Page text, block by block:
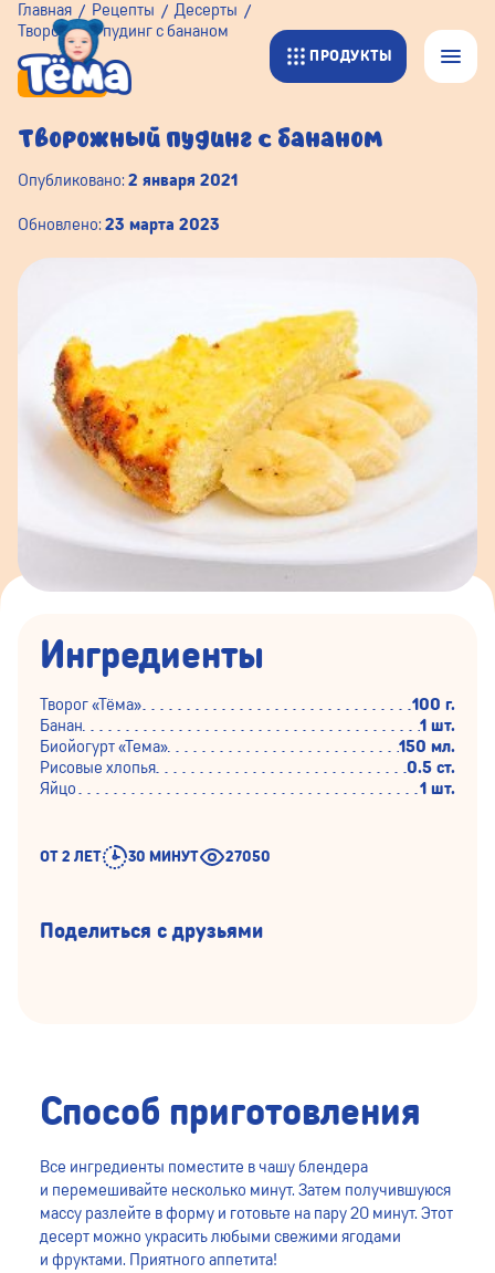
ПРОДУКТЫ
Главная Рецепты
Десерты
Творожный пудинг с бананом
ДЕСЕРТЫ
Творожный пудинг с бананом
Опубликовано:2 января 2021
Обновлено:23 марта 2023
Ингредиенты
Творог «Тёма»
100 г.
Банан
1 шт.
Биойогурт «Тема»
150 мл.
Рисовые хлопья
0.5 ст.
Яйцо
1 шт.
ОТ 2 ЛЕТ 30 МИНУТ 27050
Поделиться с друзьями
Способ приготовления
Все ингредиенты поместите в чашу блендера
и перемешивайте несколько минут. Затем получившуюся
массу разлейте в форму и готовьте на пару 20 минут. Этот
десерт можно украсить любыми свежими ягодами
и фруктами. Приятного аппетита!